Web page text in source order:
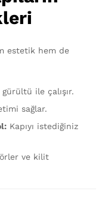
estetik hem de
ile çalışır.
sağlar.
Kapıyı istediğiniz
ve kilit